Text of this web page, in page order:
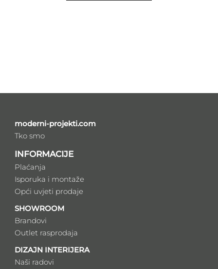
moderni-projekti.com
Tko smo
INFORMACIJE
Plaćanja
Isporuka i montaže
Opći uvjeti prodaje
SHOWROOM
Brandovi
Outlet rasprodaja
DIZAJN INTERIJERA
Naši radovi